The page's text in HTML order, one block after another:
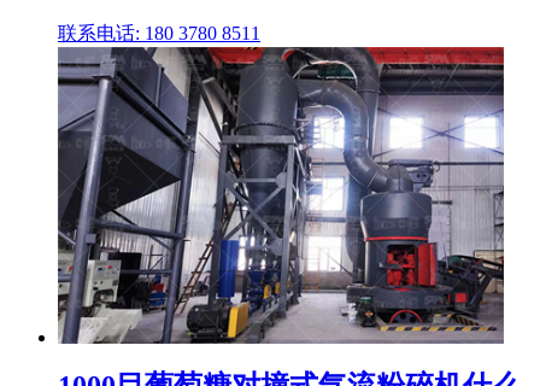
联系电话: 180 3780 8511